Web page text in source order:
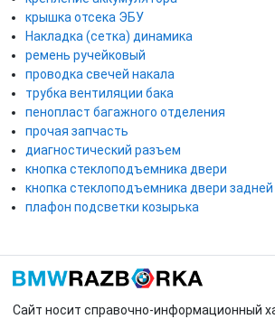
крышка отсека ЭБУ
Накладка (сетка) динамика
ремень ручейковый
проводка свечей накала
трубка вентиляции бака
пенопласт багажного отделения
прочая запчасть
диагностический разъем
кнопка стеклоподъемника двери
кнопка стеклоподъемника двери
плафон подсветки козырька
Сайт носит справочно-информационный